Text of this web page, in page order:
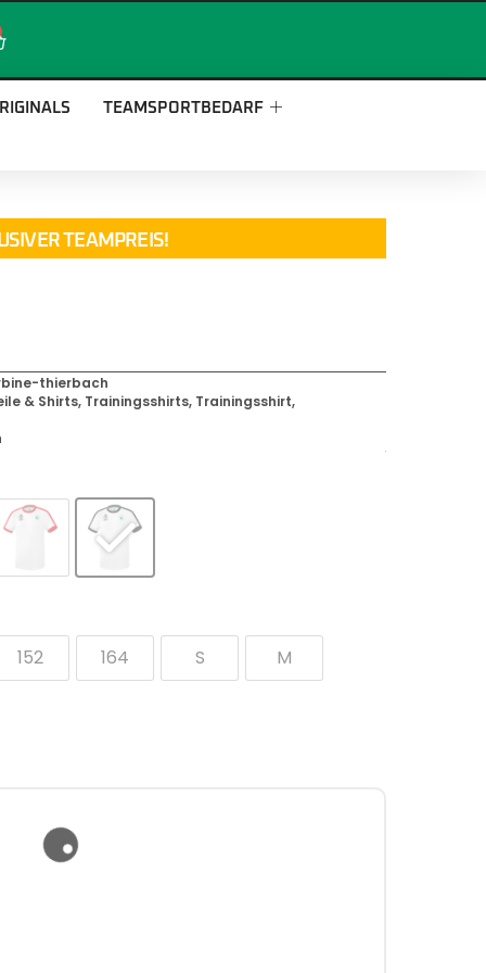
TEAMSPORTBEDARF
TEAMPREIS!
thierbach
& Shirts, Trainingsshirts, Trainingsshirt,
152 164 S M